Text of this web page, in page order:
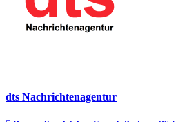
dts Nachrichtenagentur